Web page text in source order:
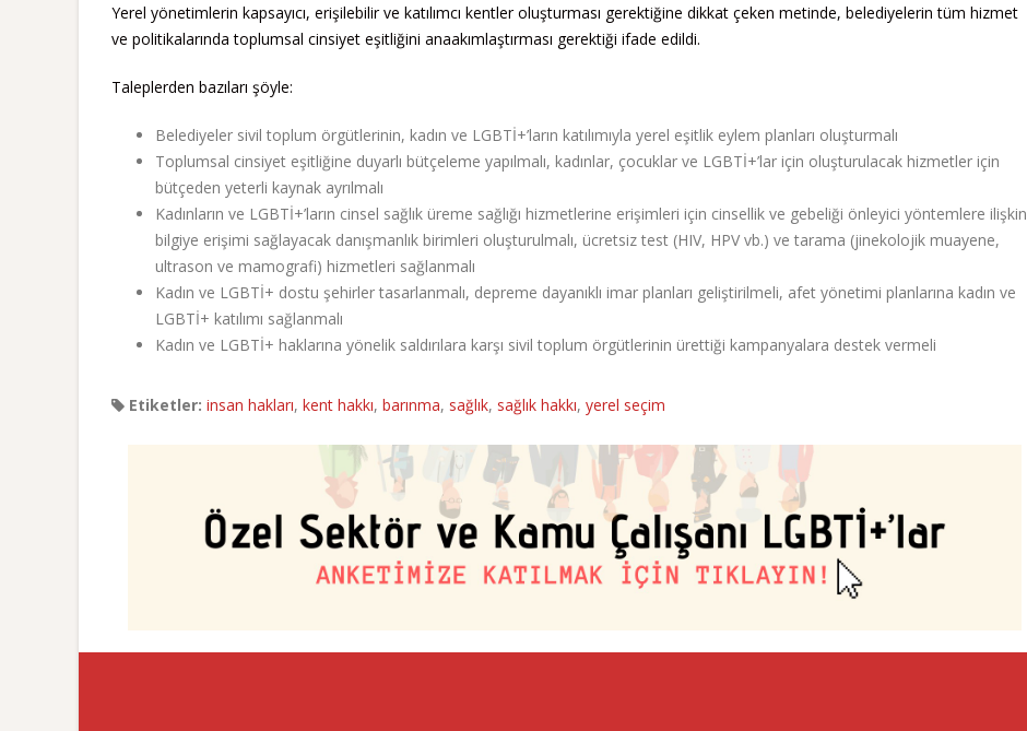
Yerel yönetimlerin kapsayıcı, erişilebilir ve katılımcı kentler oluşturması gerektiğine dikkat çeken metinde, belediyelerin tüm hizmet
ve politikalarında toplumsal cinsiyet eşitliğini anaakımlaştırması gerektiği ifade edildi.
Taleplerden bazıları şöyle:
Belediyeler sivil toplum örgütlerinin, kadın ve LGBTİ+’ların katılımıyla yerel eşitlik eylem planları oluşturmalı
Toplumsal cinsiyet eşitliğine duyarlı bütçeleme yapılmalı, kadınlar, çocuklar ve LGBTİ+’lar için oluşturulacak hizmetler için
bütçeden yeterli kaynak ayrılmalı
Kadınların ve LGBTİ+’ların cinsel sağlık üreme sağlığı hizmetlerine erişimleri için cinsellik ve gebeliği önleyici yöntemlere ilişkin
bilgiye erişimi sağlayacak danışmanlık birimleri oluşturulmalı, ücretsiz test (HIV, HPV vb.) ve tarama (jinekolojik muayene,
ultrason ve mamografi) hizmetleri sağlanmalı
Kadın ve LGBTİ+ dostu şehirler tasarlanmalı, depreme dayanıklı imar planları geliştirilmeli, afet yönetimi planlarına kadın ve
LGBTİ+ katılımı sağlanmalı
Kadın ve LGBTİ+ haklarına yönelik saldırılara karşı sivil toplum örgütlerinin ürettiği kampanyalara destek vermeli
Etiketler: insan hakları, kent hakkı, barınma, sağlık, sağlık hakkı, yerel seçim